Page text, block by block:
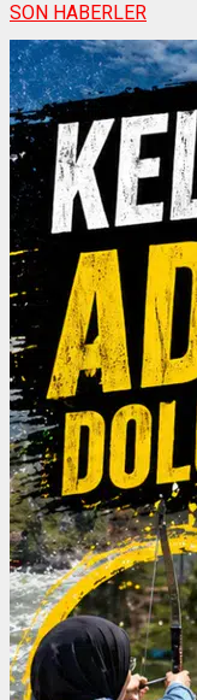
SON HABERLER